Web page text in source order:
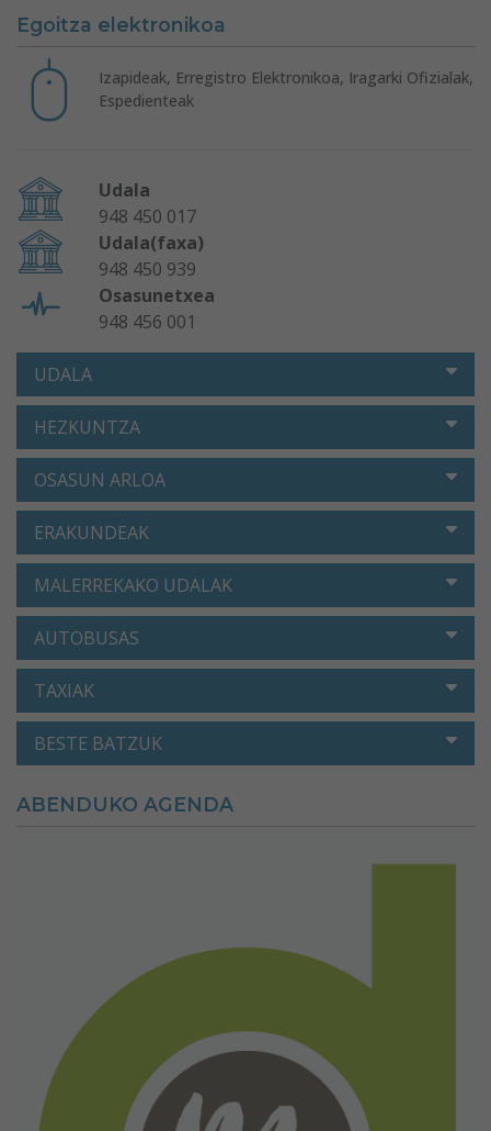
Egoitza elektronikoa
Izapideak, Erregistro Elektronikoa, Iragarki Ofizialak,
Espedienteak
Udala
948 450 017
Udala(faxa)
948 450 939
Osasunetxea
948 456 001
UDALA
HEZKUNTZA
OSASUN ARLOA
ERAKUNDEAK
MALERREKAKO UDALAK
AUTOBUSAS
TAXIAK
BESTE BATZUK
ABENDUKO AGENDA